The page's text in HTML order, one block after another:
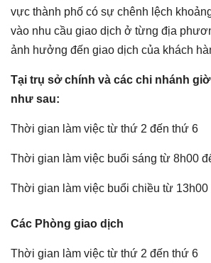
vực thành phố có sự chênh lệch
vào nhu cầu giao dịch ở từng địa
ảnh hưởng đến giao dịch của khách
Tại trụ sở chính và các chi nhánh
như sau:
Thời gian làm việc từ thứ 2 đến thứ 6
Thời gian làm việc buổi sáng từ 8h00
Thời gian làm việc buổi chiều từ 13h00
Các Phòng giao dịch
Thời gian làm việc từ thứ 2 đến thứ 6